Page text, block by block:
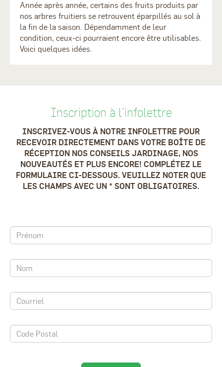
Année après année, certains des fruits produits par
nos arbres fruitiers se retrouvent éparpillés au sol à
la fin de la saison. Dépendamment de leur
condition, ceux-ci pourraient encore être utilisables.
Voici quelques idées.
Inscription à l'infolettre
INSCRIVEZ-VOUS À NOTRE INFOLETTRE POUR
RECEVOIR DIRECTEMENT DANS VOTRE BOÎTE DE
RÉCEPTION NOS CONSEILS JARDINAGE, NOS
NOUVEAUTÉS ET PLUS ENCORE! COMPLÉTEZ LE
FORMULAIRE CI-DESSOUS. VEUILLEZ NOTER QUE
LES CHAMPS AVEC UN * SONT OBLIGATOIRES.